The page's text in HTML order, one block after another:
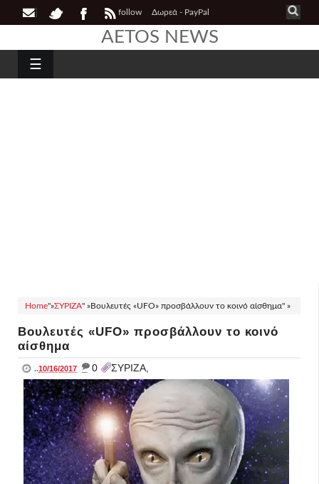
follow Δωρεά - PayPal
AETOS NEWS
☰
Home"»ΣΥΡΙΖΑ" »Βουλευτές «UFO» προσβάλλουν το κοινό αίσθημα" »
Βουλευτές «UFO» προσβάλλουν το κοινό
αίσθημα
..10/16/2017 _ 0 ΣΥΡΙΖΑ,